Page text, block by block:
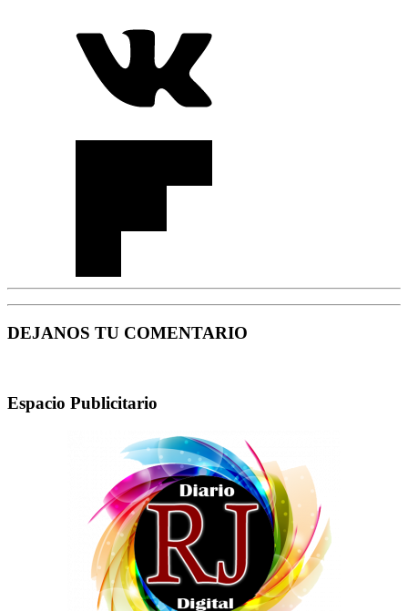
DEJANOS TU COMENTARIO
Espacio Publicitario